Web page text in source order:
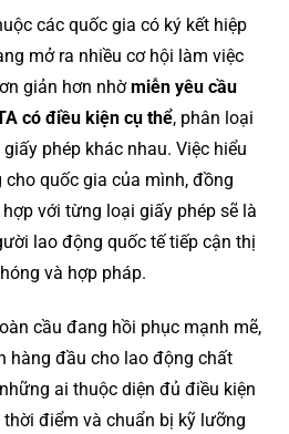
các quốc gia có ký kết hiệp
mở ra nhiều cơ hội làm việc
giản hơn nhờmiễn yêu cầu
có điều kiện cụ thể, phân loại
phép khác nhau. Việc hiểu
quốc gia của mình, đồng
với từng loại giấy phép sẽ là
lao động quốc tế tiếp cận thị
và hợp pháp.
cầu đang hồi phục mạnh mẽ,
hàng đầu cho lao động chất
ai thuộc diện đủ điều kiện
thời điểm và chuẩn bị kỹ lưỡng